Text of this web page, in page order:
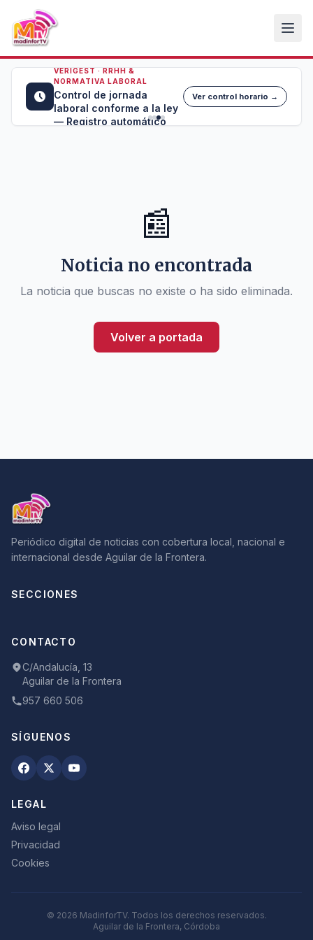
VERIGEST · RRHH &
NORMATIVA LABORAL
Control de jornada
laboral conforme a la ley
— Registro automático
Ver control horario →
📰
Noticia no encontrada
La noticia que buscas no existe o ha sido eliminada.
Volver a portada
Periódico digital de noticias con cobertura local, nacional e
internacional desde Aguilar de la Frontera.
SECCIONES
CONTACTO
C/Andalucía, 13
Aguilar de la Frontera
957 660 506
SÍGUENOS
LEGAL
Aviso legal
Privacidad
Cookies
© 2026 MadinforTV. Todos los derechos reservados.
Aguilar de la Frontera, Córdoba